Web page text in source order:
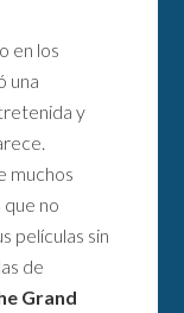
en los
una
y
muchos
no
películas sin
de
Grand